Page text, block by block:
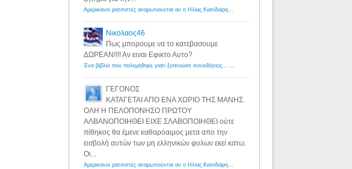
Αμερικανοί ρατσιστές αναρωτιούνται αν ο Ηλίας Κασιδιάρης ανήκει στη λευκή φυλή... - Λόγιος Ερμής
Νικολαος46
Πως μπορουμε να το κατεβασουμε
ΔΩΡΕΑΝ!!!! Αν ειναι Εφικτο Αυτο?
Ένα βιβλίο που πολεμήθηκε γιατί ξυπνούσε συνειδήσεις... - Λόγιος Ερμής | Η γνώση ξεκινάει με την αναζήτηση...
ΓΕΓΟΝΟΣ
ΚΑΤΑΓΕΤΑΙ ΑΠΟ ΕΝΑ ΧΩΡΙΟ ΤΗΣ ΜΑΝΗΣ.
ΟΛΗ Η ΠΕΛΟΠΟΝΗΣΟ ΠΡΩΤΟΥ
ΑΛΒΑΝΟΠΟΙΗΘΕΙ ΕΙΧΕ ΣΛΑΒΟΠΟΙΗΘΕΙ ούτε
πίθηκος θα έμενε καθαρόαιμος μετα απο την
εισβολή αυτών των μη ελληνικών φυλων εκεί κατω.
Οι...
Αμερικανοί ρατσιστές αναρωτιούνται αν ο Ηλίας Κασιδιάρης ανήκει στη λευκή φυλή... - Λόγιος Ερμής